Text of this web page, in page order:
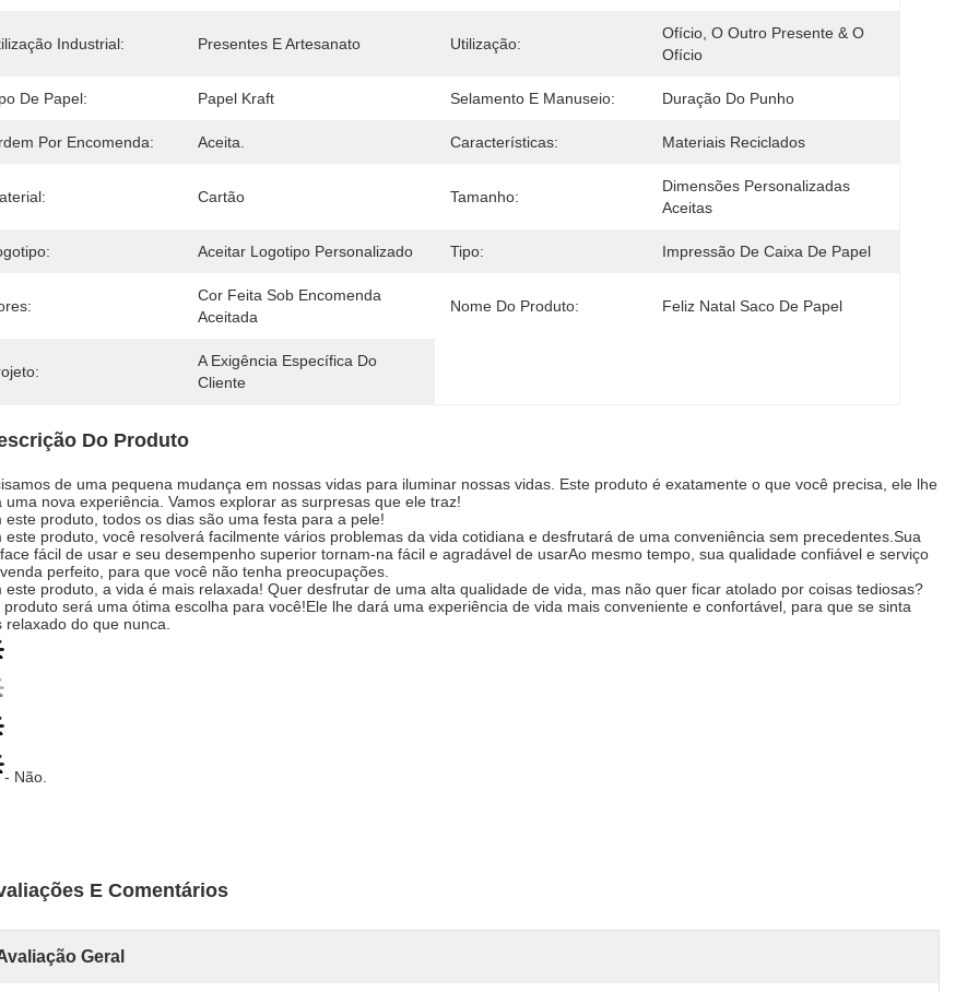
Industrial: Presentes E Artesanato Utilização:
Ofício, O Outro Presente & O
Ofício
De Papel: Papel Kraft Selamento E Manuseio: Duração Do Punho
Por Encomenda: Aceita. Características: Materiais Reciclados
Cartão Tamanho:
Dimensões Personalizadas
Aceitas
Aceitar Logotipo Personalizado Tipo: Impressão De Caixa De Papel
Cor Feita Sob Encomenda
Aceitada
Nome Do Produto: Feliz Natal Saco De Papel
A Exigência Específica Do
Cliente
Do Produto
de uma pequena mudança em nossas vidas para iluminar nossas vidas. Este produto é exatamente o que você precisa, ele lhe
uma nova experiência. Vamos explorar as surpresas que ele traz!
este produto, todos os dias são uma festa para a pele!
este produto, você resolverá facilmente vários problemas da vida cotidiana e desfrutará de uma conveniência sem precedentes.Sua
fácil de usar e seu desempenho superior tornam-na fácil e agradável de usarAo mesmo tempo, sua qualidade confiável e serviço
perfeito, para que você não tenha preocupações.
este produto, a vida é mais relaxada! Quer desfrutar de uma alta qualidade de vida, mas não quer ficar atolado por coisas tediosas?
produto será uma ótima escolha para você!Ele lhe dará uma experiência de vida mais conveniente e confortável, para que se sinta
relaxado do que nunca.
- Não.
E Comentários
Geral